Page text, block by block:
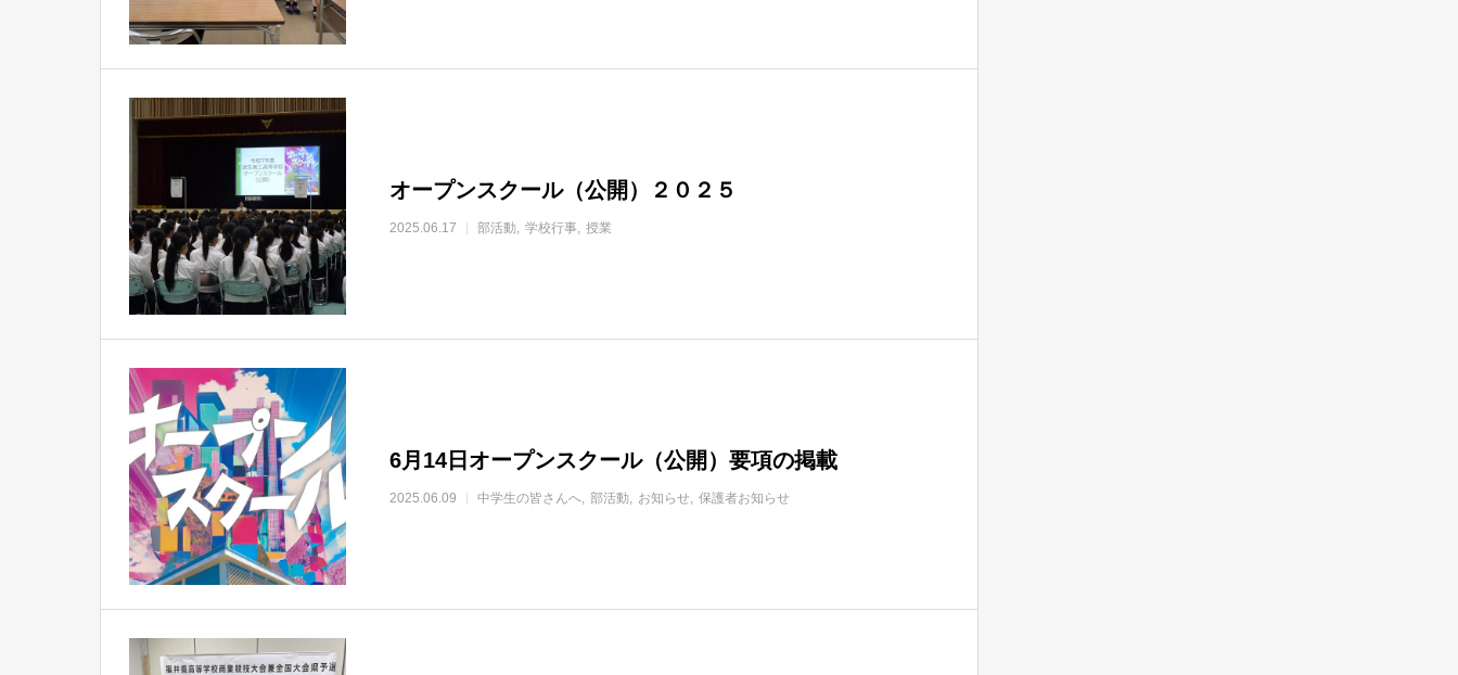
オープンスクール（公開）２０２５
2025.06.17 部活動 学校行事 授業
6月14日オープンスクール（公開）要項の掲載
2025.06.09 中学生の皆さんへ 部活動 お知らせ 保護者お知らせ